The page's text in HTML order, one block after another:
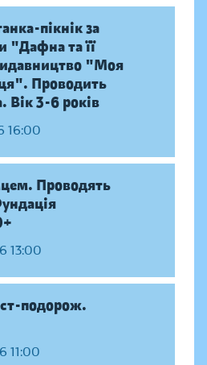
пікнік за
"Дафна та її
"Моя
Проводить
Вік 3-6 років
16:00
Проводять
13:00
подорож.
11:00